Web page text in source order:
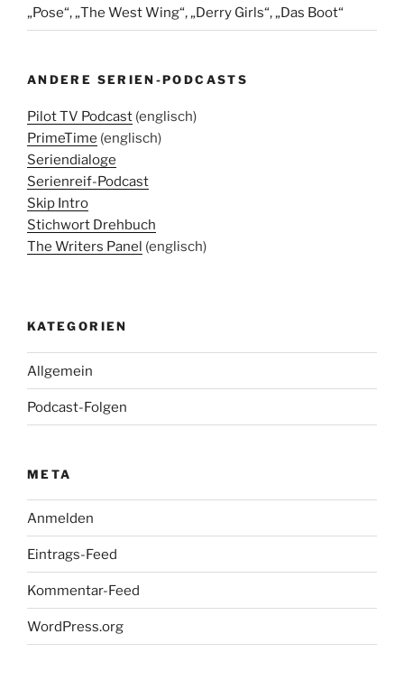
„Pose“, „The West Wing“, „Derry Girls“, „Das Boot“
ANDERE SERIEN-PODCASTS
Pilot TV Podcast (englisch)
PrimeTime (englisch)
Seriendialoge
Serienreif-Podcast
Skip Intro
Stichwort Drehbuch
The Writers Panel (englisch)
KATEGORIEN
Allgemein
Podcast-Folgen
META
Anmelden
Eintrags-Feed
Kommentar-Feed
WordPress.org